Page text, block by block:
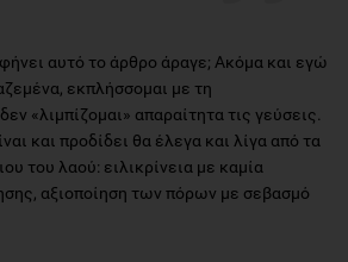
αυτό το άρθρο άραγε; Ακόμα και εγώ
εκπλήσσομαι με τη
«λιμπίζομαι» απαραίτητα τις γεύσεις.
και προδίδει θα έλεγα και λίγα από τα
του λαού: ειλικρίνεια με καμία
αξιοποίηση των πόρων με σεβασμό